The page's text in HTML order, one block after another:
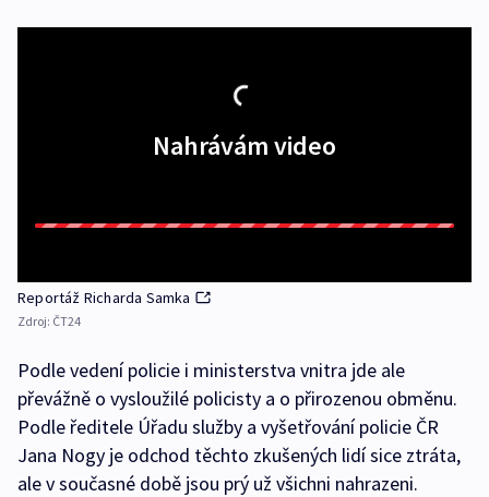
Nahrávám video
Reportáž Richarda Samka
Zdroj: ČT24
Podle vedení policie i ministerstva vnitra jde ale
převážně o vysloužilé policisty a o přirozenou obměnu.
Podle ředitele Úřadu služby a vyšetřování policie ČR
Jana Nogy je odchod těchto zkušených lidí sice ztráta,
ale v současné době jsou prý už všichni nahrazeni.